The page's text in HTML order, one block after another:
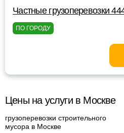
Частные грузоперевозки
ПО ГОРОДУ
Цены на услуги в Москве
грузоперевозки строительного
мусора в Москве